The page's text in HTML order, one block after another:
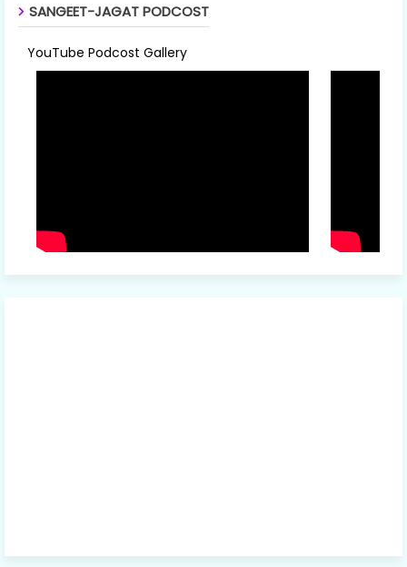
SANGEET-JAGAT PODCOST
YouTube Podcost Gallery